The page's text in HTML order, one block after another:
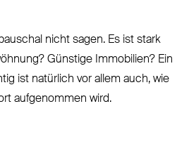
nicht sagen. Es ist stark
Günstige Immobilien? Ein
ist natürlich vor allem auch, wie
aufgenommen wird.